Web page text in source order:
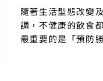
隨著生活型態改變
調，不健康的飲食
最重要的是「預防